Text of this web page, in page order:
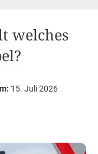
welches
15. Juli 2026